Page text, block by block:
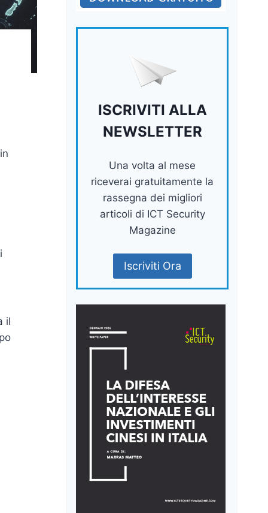
il
ISCRIVITI ALLA
NEWSLETTER
Una volta al mese
riceverai gratuitamente la
rassegna dei migliori
articoli di ICT Security
Magazine
Iscriviti Ora